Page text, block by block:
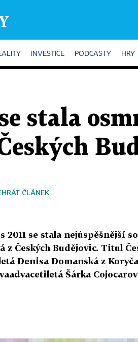
INVESTICE PODCASTY HRY
stala
ČLÁNEK
2011 se stala nejúspěšnější
z Českých Budějovic. Titul
Denisa Domanská z
Šárka